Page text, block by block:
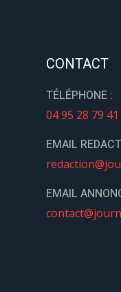
CONTACT
TÉLÉPHONE :
04 95 28 79 41
EMAIL
EMAIL